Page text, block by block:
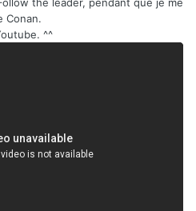
Conan.
^^